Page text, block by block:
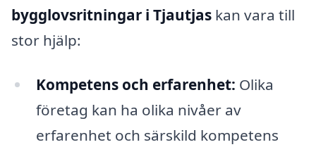
bygglovsritningar i Tjautjas kan vara till
stor hjälp:
Kompetens och erfarenhet: Olika
företag kan ha olika nivåer av
erfarenhet och särskild kompetens